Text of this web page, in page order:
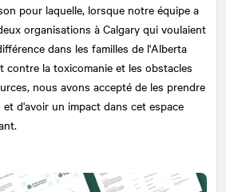
pour laquelle, lorsque notre équipe a
organisations à Calgary qui voulaient
dans les familles de l'Alberta
la toxicomanie et les obstacles
nous avons accepté de les prendre
d'avoir un impact dans cet espace